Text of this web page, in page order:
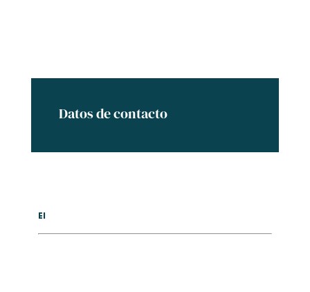
Datos de contacto
El